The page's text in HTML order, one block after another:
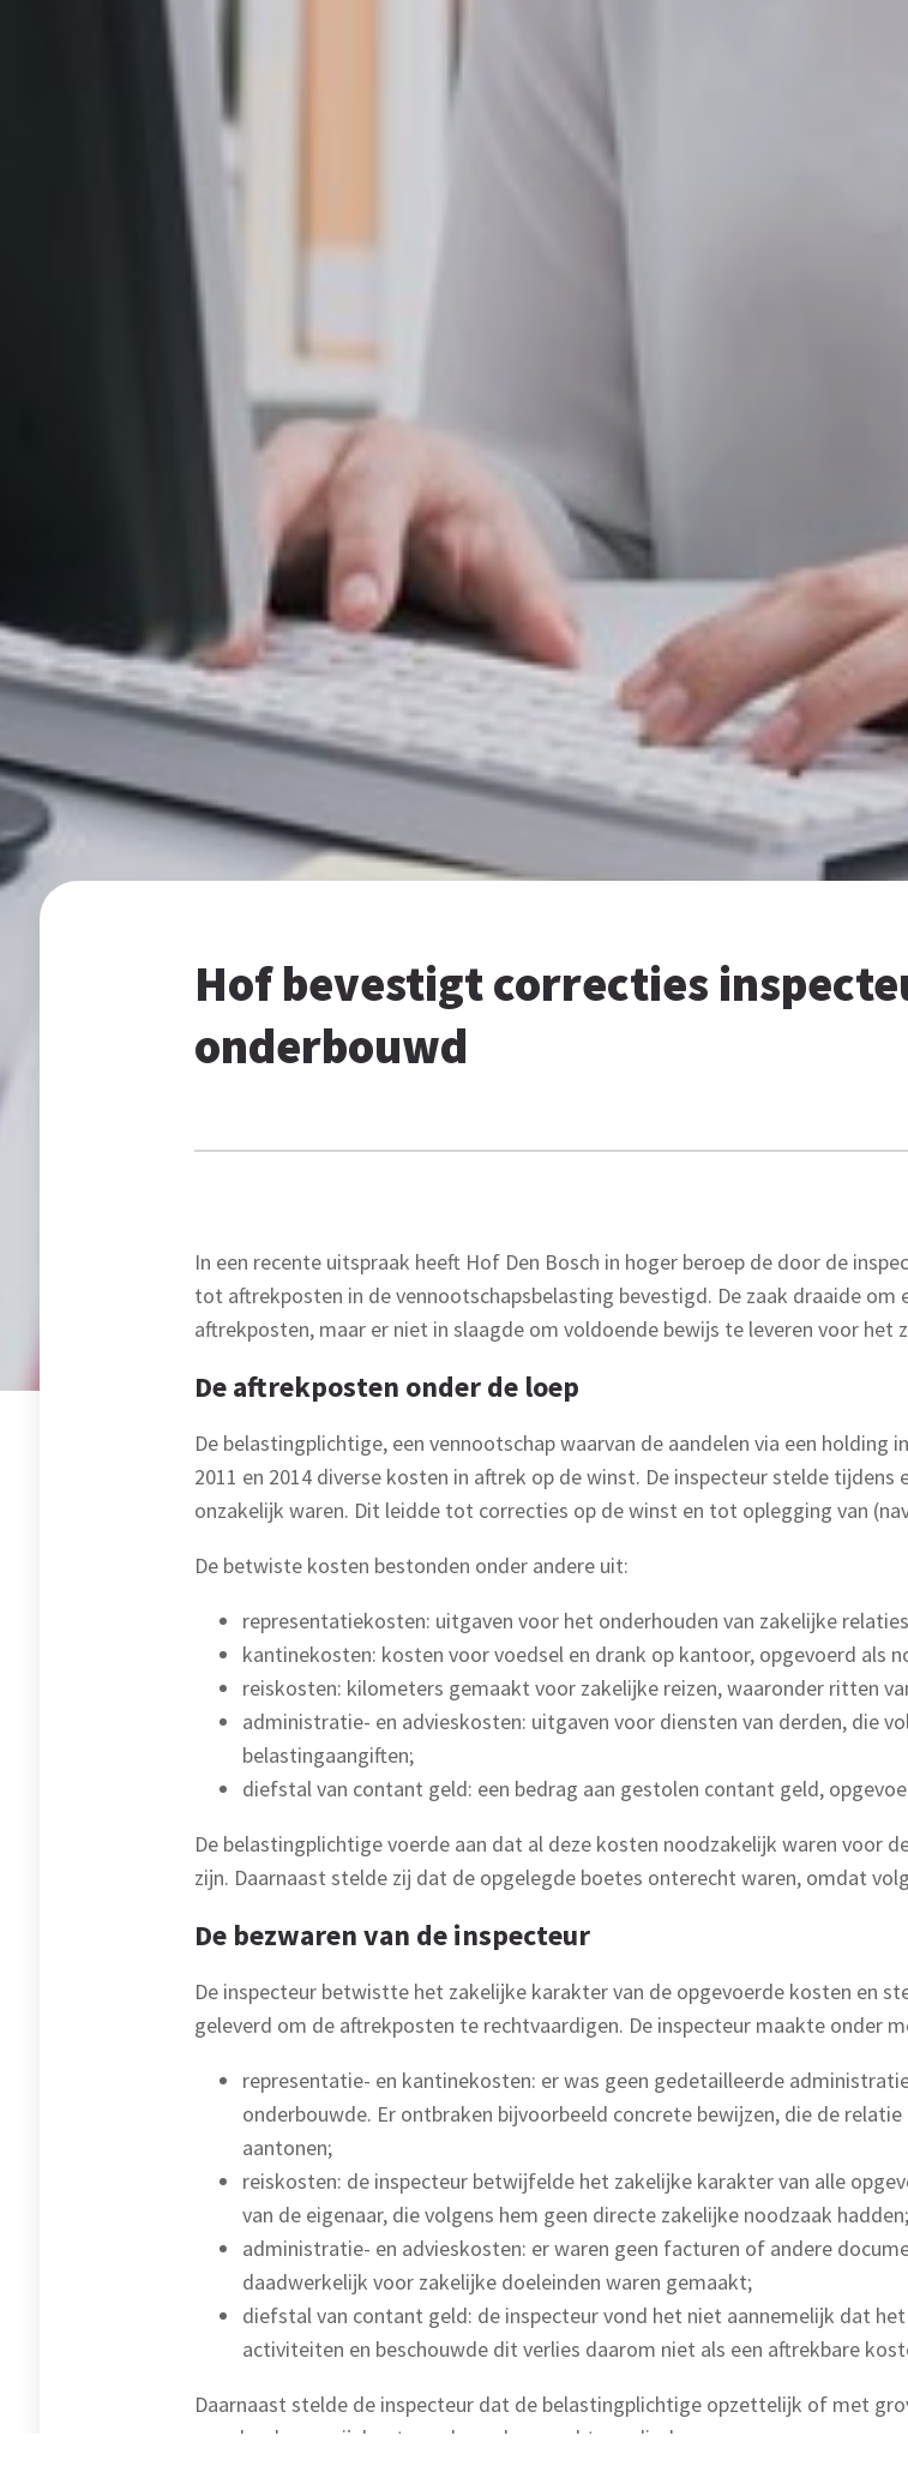
Hof bevestigt correcties
onderbouwd
In een recente uitspraak heeft Hof Den Bosch in hoger beroep de door de
tot aftrekposten in de vennootschapsbelasting bevestigd. De zaak draaide
aftrekposten, maar er niet in slaagde om voldoende bewijs te leveren voor het
De aftrekposten onder de loep
De belastingplichtige, een vennootschap waarvan de aandelen via een holding
2011 en 2014 diverse kosten in aftrek op de winst. De inspecteur stelde
onzakelijk waren. Dit leidde tot correcties op de winst en tot oplegging van
De betwiste kosten bestonden onder andere uit:
representatiekosten: uitgaven voor het onderhouden van zakelijke
kantinekosten: kosten voor voedsel en drank op kantoor, opgevoerd als
reiskosten: kilometers gemaakt voor zakelijke reizen, waaronder ritten
administratie- en advieskosten: uitgaven voor diensten van derden, die
belastingaangiften;
diefstal van contant geld: een bedrag aan gestolen contant geld,
De belastingplichtige voerde aan dat al deze kosten noodzakelijk waren voor
zijn. Daarnaast stelde zij dat de opgelegde boetes onterecht waren, omdat
De bezwaren van de inspecteur
De inspecteur betwistte het zakelijke karakter van de opgevoerde kosten en
geleverd om de aftrekposten te rechtvaardigen. De inspecteur maakte onder
representatie- en kantinekosten: er was geen gedetailleerde
onderbouwde. Er ontbraken bijvoorbeeld concrete bewijzen, die de
aantonen;
reiskosten: de inspecteur betwijfelde het zakelijke karakter van alle
van de eigenaar, die volgens hem geen directe zakelijke noodzaak hadden;
administratie- en advieskosten: er waren geen facturen of andere
daadwerkelijk voor zakelijke doeleinden waren gemaakt;
diefstal van contant geld: de inspecteur vond het niet aannemelijk dat
activiteiten en beschouwde dit verlies daarom niet als een aftrekbare
Daarnaast stelde de inspecteur dat de belastingplichtige opzettelijk of met
opgelegde vergrijpboetes volgens hem rechtvaardigde.